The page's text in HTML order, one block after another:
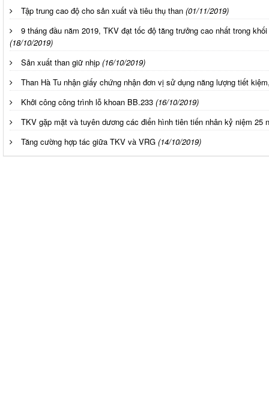
Tập trung cao độ cho sản xuất và tiêu thụ than (01/11/2019)
9 tháng đầu năm 2019, TKV đạt tốc độ tăng trưởng cao nhất trong
(18/10/2019)
Sản xuất than giữ nhịp (16/10/2019)
Than Hà Tu nhận giấy chứng nhận đơn vị sử dụng năng lượng tiết
Khởi công công trình lỗ khoan BB.233 (16/10/2019)
TKV gặp mặt và tuyên dương các điển hình tiên tiến nhân kỷ niệm 25
Tăng cường hợp tác giữa TKV và VRG (14/10/2019)